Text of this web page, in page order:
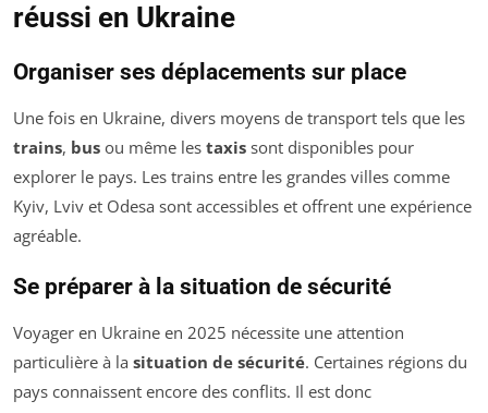
réussi en Ukraine
Organiser ses déplacements sur place
Une fois en Ukraine, divers moyens de transport tels que les
trains, bus ou même les taxis sont disponibles pour
explorer le pays. Les trains entre les grandes villes comme
Kyiv, Lviv et Odesa sont accessibles et offrent une expérience
agréable.
Se préparer à la situation de sécurité
Voyager en Ukraine en 2025 nécessite une attention
particulière à la situation de sécurité. Certaines régions du
pays connaissent encore des conflits. Il est donc